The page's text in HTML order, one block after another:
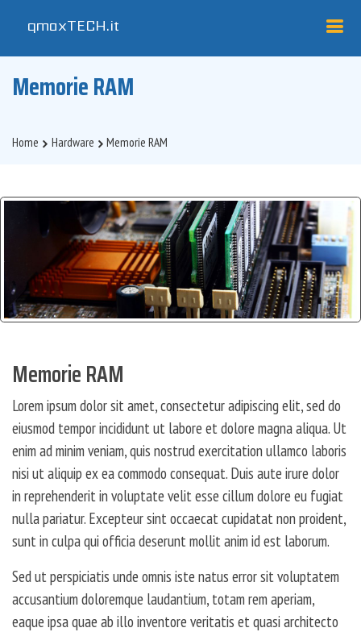
qmaxTECH.it
Memorie RAM
Home Hardware Memorie RAM
Memorie RAM
Lorem ipsum dolor sit amet, consectetur adipiscing elit, sed do
eiusmod tempor incididunt ut labore et dolore magna aliqua. Ut
enim ad minim veniam, quis nostrud exercitation ullamco laboris
nisi ut aliquip ex ea commodo consequat. Duis aute irure dolor
in reprehenderit in voluptate velit esse cillum dolore eu fugiat
nulla pariatur. Excepteur sint occaecat cupidatat non proident,
sunt in culpa qui officia deserunt mollit anim id est laborum.
Sed ut perspiciatis unde omnis iste natus error sit voluptatem
accusantium doloremque laudantium, totam rem aperiam,
eaque ipsa quae ab illo inventore veritatis et quasi architecto